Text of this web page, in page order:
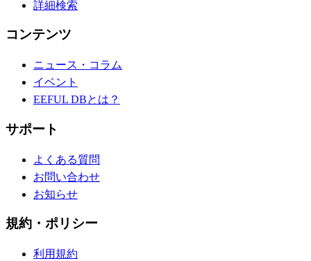
詳細検索
コンテンツ
ニュース・コラム
イベント
EEFUL DBとは？
サポート
よくある質問
お問い合わせ
お知らせ
規約・ポリシー
利用規約